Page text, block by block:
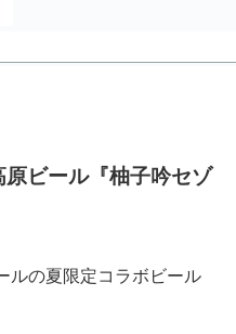
原ビール『柚子吟セゾ
ルの夏限定コラボビール